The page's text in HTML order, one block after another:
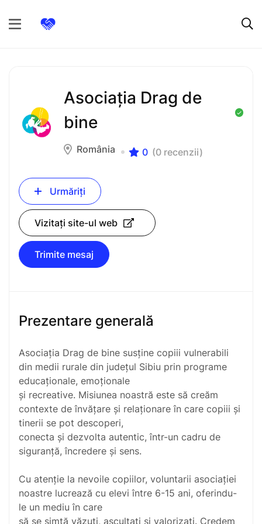
Asociația Drag de
bine
România 0 (0 recenzii)
Urmăriți
Vizitați site-ul web
Trimite mesaj
Prezentare generală
Asociația Drag de bine susține copiii vulnerabili
din medii rurale din județul Sibiu prin programe
educaționale, emoționale
și recreative. Misiunea noastră este să creăm
contexte de învățare și relaționare în care copiii și
tinerii se pot descoperi,
conecta și dezvolta autentic, într-un cadru de
siguranță, încredere și sens.
Cu atenție la nevoile copiilor, voluntarii asociației
noastre lucrează cu elevi între 6-15 ani, oferindu-
le un mediu în care
să se simtă văzuți, ascultați și valorizați. Credem